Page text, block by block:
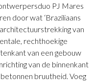
PJ Mares
door wat ‘Braziliaans
van
rechthoekige
van een gebouw
van de binnenkant
bruutheid. Voeg